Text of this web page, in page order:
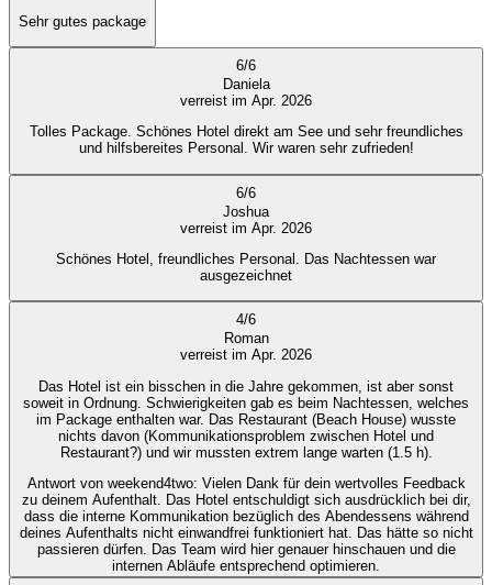
Sehr gutes package
6/6
Daniela
verreist im Apr. 2026
Tolles Package. Schönes Hotel direkt am See und sehr freundliches
und hilfsbereites Personal. Wir waren sehr zufrieden!
6/6
Joshua
verreist im Apr. 2026
Schönes Hotel, freundliches Personal. Das Nachtessen war
ausgezeichnet
4/6
Roman
verreist im Apr. 2026
Das Hotel ist ein bisschen in die Jahre gekommen, ist aber sonst
soweit in Ordnung. Schwierigkeiten gab es beim Nachtessen, welches
im Package enthalten war. Das Restaurant (Beach House) wusste
nichts davon (Kommunikationsproblem zwischen Hotel und
Restaurant?) und wir mussten extrem lange warten (1.5 h).
Antwort von weekend4two: Vielen Dank für dein wertvolles Feedback
zu deinem Aufenthalt. Das Hotel entschuldigt sich ausdrücklich bei dir,
dass die interne Kommunikation bezüglich des Abendessens während
deines Aufenthalts nicht einwandfrei funktioniert hat. Das hätte so nicht
passieren dürfen. Das Team wird hier genauer hinschauen und die
internen Abläufe entsprechend optimieren.